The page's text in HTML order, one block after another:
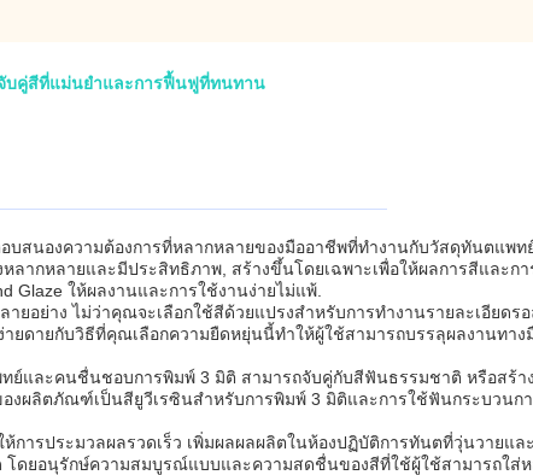
บคู่สีที่แม่นยำและการฟื้นฟูที่ทนทาน
สนองความต้องการที่หลากหลายของมืออาชีพที่ทํางานกับวัสดุทันตแพท
ากหลายและมีประสิทธิภาพ, สร้างขึ้นโดยเฉพาะเพื่อให้ผลการสีและกา
ให้ผลงานและการใช้งานง่ายไม่แพ้.
ย่าง ไม่ว่าคุณจะเลือกใช้สีด้วยแปรงสําหรับการทํางานรายละเอียดรอ
ดายกับวิธีที่คุณเลือกความยืดหยุ่นนี้ทําให้ผู้ใช้สามารถบรรลุผลงานทาง
ย์และคนชื่นชอบการพิมพ์ 3 มิติ สามารถจับคู่กับสีฟันธรรมชาติ หรือสร้า
งผลิตภัณฑ์เป็นสียูวีเรซินสําหรับการพิมพ์ 3 มิติและการใช้ฟันกระบวนก
ารประมวลผลรวดเร็ว เพิ่มผลผลผลิตในห้องปฏิบัติการทันตที่วุ่นวายแล
ดยอนุรักษ์ความสมบูรณ์แบบและความสดชื่นของสีที่ใช้ผู้ใช้สามารถใส่